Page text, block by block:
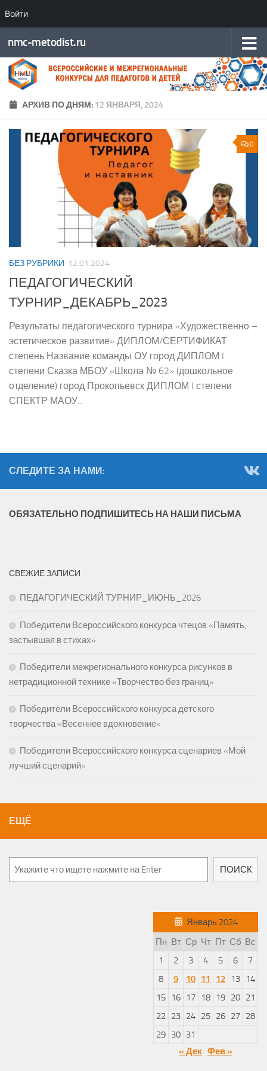
ВойтиПерейти к содержимому
nmc-metodist.ru
АРХИВ ПО ДНЯМ: 12 ЯНВАРЯ, 2024
0
БЕЗ РУБРИКИ 12.01.2024
ПЕДАГОГИЧЕСКИЙ
ТУРНИР_ДЕКАБРЬ_2023
Результаты педагогического турнира «Художественно –
эстетическое развитие» ДИПЛОМ/СЕРТИФИКАТ
степень Название команды ОУ город ДИПЛОМ I
степени Сказка МБОУ «Школа № 62» (дошкольное
отделение) город Прокопьевск ДИПЛОМ I степени
СПЕКТР МАОУ...
СЛЕДИТЕ ЗА НАМИ:
ОБЯЗАТЕЛЬНО ПОДПИШИТЕСЬ НА НАШИ ПИСЬМА
СВЕЖИЕ ЗАПИСИ
ПЕДАГОГИЧЕСКИЙ ТУРНИР_ИЮНЬ_2026
Победители Всероссийского конкурса чтецов «Память,
застывшая в стихах»
Победители межрегионального конкурса рисунков в
нетрадиционной технике «Творчество без границ»
Победители Всероссийского конкурса детского
творчества «Весеннее вдохновение»
Победители Всероссийского конкурса сценариев «Мой
лучший сценарий»
ЕЩЁ
Поиск
ПОИСК
Январь 2024
Пн Вт Ср Чт Пт Сб Вс
1
2 3 4 5 6
7
8
9 10 11 12 13
14
15
16 17 18 19 20 21
22 23 24 25 26 27 28
29 30 31
« Дек Фев »